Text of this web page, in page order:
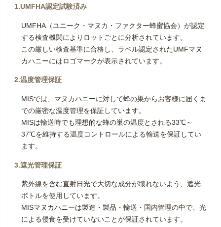
1.UMFHA認定試験済み
UMFHA（ユニーク・マヌカ・ファクター蜂蜜協会）が認定
する検査機関によりロットごとに分析されています。
この厳しい検査基準に合格し、ラベル認定されたUMFマヌ
カハニーにはロゴマークが表示されています。
2.温度管理保証
MISでは、マヌカハニーに対して蜂の巣からお客様に届くま
での厳密な温度管理を保証しています。
MISは輸送時でも理想的な蜂の巣の温度とされる33℃～
37℃を維持する温度コントロールによる輸送を保証してい
ます。
3.遮光管理保証
紫外線を含む直射日光で大切な成分が壊れないよう、遮光
ボトルを使用しています。
MISマヌカハニーは製造・製品・輸送・国内管理の中で、光
による侵食を受けていないことが保証されています。